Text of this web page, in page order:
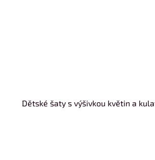
Dětské šaty s výšivkou květin a